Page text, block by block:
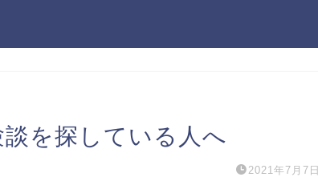
を探している人へ
2021年7月7日